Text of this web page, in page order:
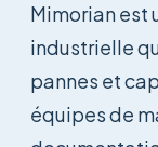
Mimorian
industrielle
pannes et
équipes de